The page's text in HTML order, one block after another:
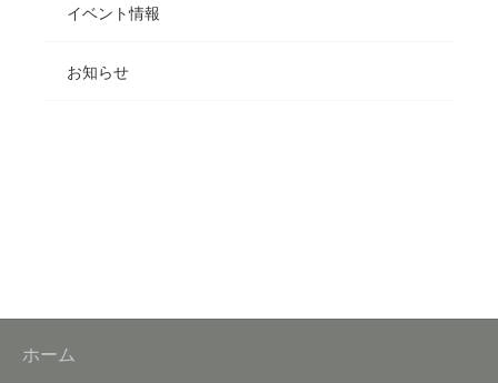
イベント情報
お知らせ
ホーム